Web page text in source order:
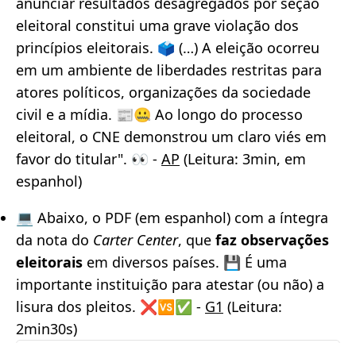
eleitoral constitui uma grave violação dos
princípios eleitorais. 🗳️ (…) A eleição ocorreu
em um ambiente de liberdades restritas para
atores políticos, organizações da sociedade
civil e a mídia. 📰🤐 Ao longo do processo
eleitoral, o CNE demonstrou um claro viés em
favor do titular". 👀 - AP (Leitura: 3min, em
espanhol)
💻 Abaixo, o PDF (em espanhol) com a íntegra
da nota do Carter Center, que faz observações
eleitorais em diversos países. 💾 É uma
importante instituição para atestar (ou não) a
lisura dos pleitos. ❌🆚✅ - G1 (Leitura:
2min30s)